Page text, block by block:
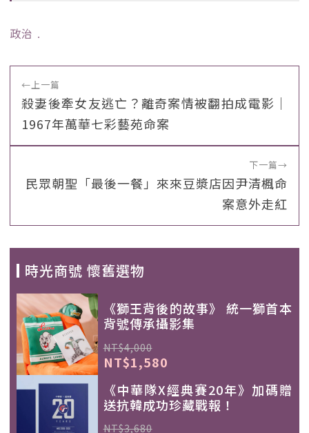
政治 ﹒
←上一篇
殺妻後牽女友逃亡？離奇案情被翻拍成電影｜
1967年萬華七彩藝苑命案
下一篇→
民眾朝聖「最後一餐」來來豆漿店因尹清楓命
案意外走紅
時光商號 懷舊選物
《獅王背後的故事》 統一獅首本
背號傳承攝影集
NT$4,000
NT$1,580
《中華隊X經典賽20年》加碼贈
送抗韓成功珍藏戰報！
NT$3,680